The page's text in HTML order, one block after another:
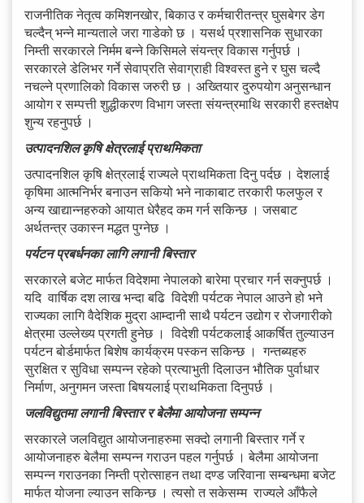
राजनीतिक नेतृत्व कमिशनखोर, बिकाउ र कर्मचारीतन्त्र घुसबेगर डेग
चल्दैन् भन्ने मान्यताले जरा गाडेको छ । यसर्थ प्रशासनिक सुधारका
निम्ती सरकारले निर्मम बन्ने किसिमले संयन्त्र विकास गर्नुपर्छ ।
सरकारले डेलिभर गर्ने सेवाप्रति सेवाग्राही विश्वस्त हुने र घुस चल्दै
नचल्ने प्रणालिको विकास जरुरी छ । अख्तियार दुरुपयोग अनुसन्धान
आयोग र सम्पत्ती शुद्धीकरण विभाग जस्ता संयन्त्रमाथि सरकारी हस्तक्षेप
शुन्य रहनुपर्छ ।
उत्पादनशिल कृषि क्षेत्रलाई प्राथमिकता
उत्पादनशिल कृषि क्षेत्रलाई राज्यले प्राथमिकता दिनु पर्दछ । देशलाई
कृषिमा आत्मनिर्भर बनाउन सकियो भने नाकाबाट तरकारी फलफुल र
अन्य खाद्यान्नहरुको आयात धेरैहद कम गर्न सकिन्छ । जसबाट
अर्थतन्त्र उकास्न मद्धत पुग्नेछ ।
पर्यटन प्रबर्धनका लागि लगानी बिस्तार
सरकारले बजेट मार्फत विदेशमा नेपालको बारेमा प्रचार गर्न सक्नुपर्छ ।
यदि वार्षिक दश लाख भन्दा बढि विदेशी पर्यटक नेपाल आउने हो भने
राज्यका लागि वैदेशिक मुद्रा आम्दानी साथै पर्यटन उद्योग र रोजगारीको
क्षेत्रमा उल्लेख्य प्रगती हुनेछ । विदेशी पर्यटकलाई आकर्षित तुल्याउन
पर्यटन बोर्डमार्फत बिशेष कार्यक्रम पस्कन सकिन्छ । गन्तब्यहरु
सुरक्षित र सुविधा सम्पन्न रहेको प्रत्याभुती दिलाउन भौतिक पुर्वाधार
निर्माण, अनुगमन जस्ता बिषयलाई प्राथमिकता दिनुपर्छ ।
जलविद्युतमा लगानी बिस्तार र बेलैमा आयोजना सम्पन्न
सरकारले जलविद्युत आयोजनाहरुमा सक्दो लगानी बिस्तार गर्ने र
आयोजनाहरु बेलैमा सम्पन्न गराउन पहल गर्नुपर्छ । बेलैमा आयोजना
सम्पन्न गराउनका निम्ती प्रोत्साहन तथा दण्ड जरिवाना सम्बन्धमा बजेट
मार्फत योजना ल्याउन सकिन्छ । त्यसो त सकेसम्म राज्यले आँफैले